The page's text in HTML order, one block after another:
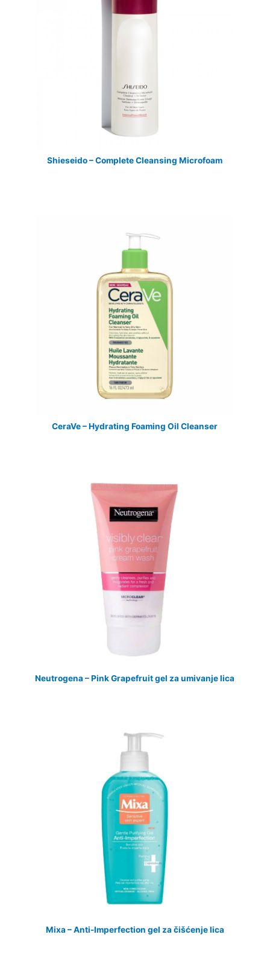
Shieseido – Complete Cleansing Microfoam
CeraVe – Hydrating Foaming Oil Cleanser
Neutrogena – Pink Grapefruit gel za umivanje lica
Mixa – Anti-Imperfection gel za čišćenje lica